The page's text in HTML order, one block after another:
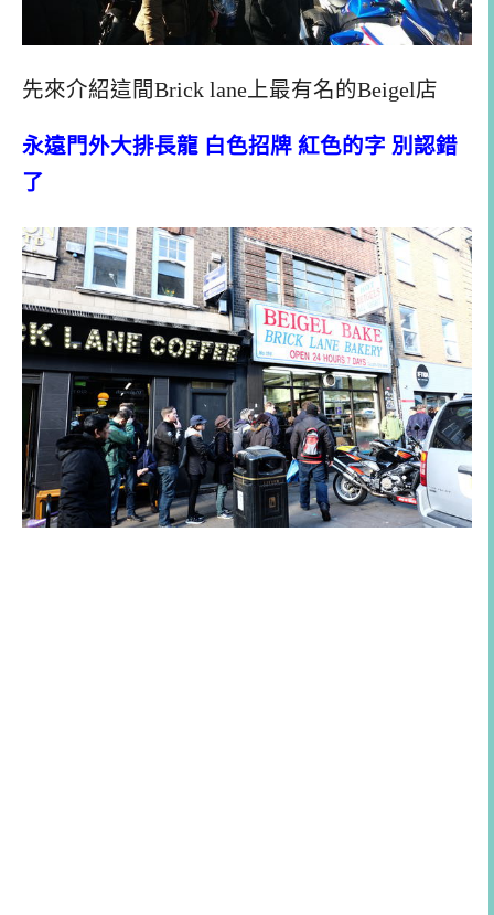
先來介紹這間Brick lane上最有名的Beigel店
永遠門外大排長龍 白色招牌 紅色的字 別認錯
了